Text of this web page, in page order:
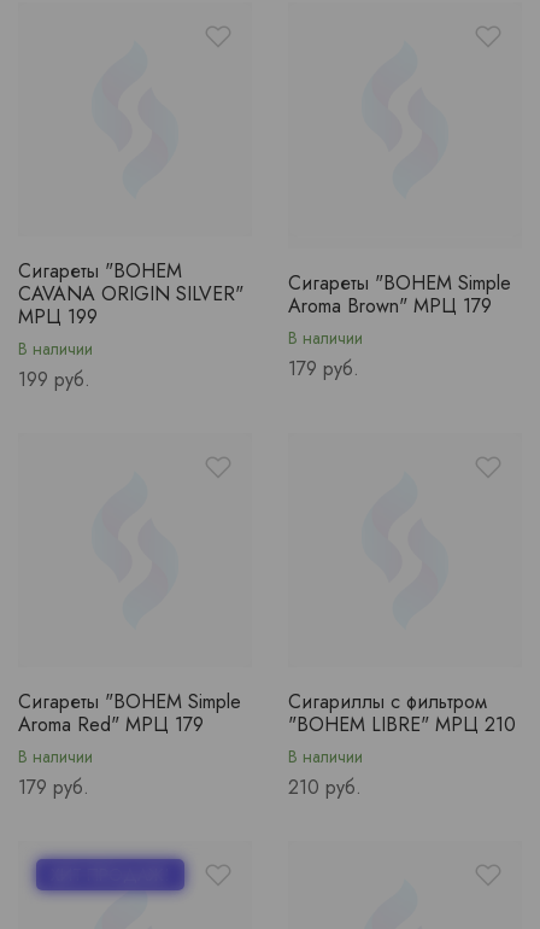
Сигареты "BOHEM
CAVANA ORIGIN SILVER"
МРЦ 199
В наличии
Price
199 руб.
Сигареты "BOHEM Simple
Aroma Brown" МРЦ 179
В наличии
Price
179 руб.
Сигареты "BOHEM Simple
Aroma Red" МРЦ 179
В наличии
Price
179 руб.
Сигариллы с фильтром
"BOHEM LIBRE" МРЦ 210
В наличии
Price
210 руб.